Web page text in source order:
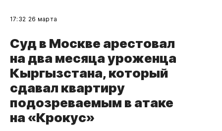
17:32 26 марта
Суд в Москве арестовал
на два месяца уроженца
Кыргызстана, который
сдавал квартиру
подозреваемым в атаке
на «Крокус»